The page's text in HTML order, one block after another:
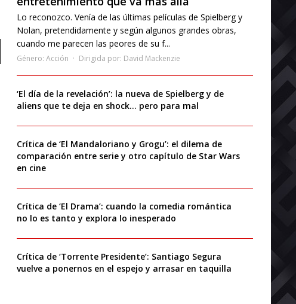
Lo reconozco. Venía de las últimas películas de Spielberg y
Nolan, pretendidamente y según algunos grandes obras,
cuando me parecen las peores de su f...
Género: Acción Dirigida por: David Mackenzie
‘El día de la revelación’: la nueva de Spielberg y de
aliens que te deja en shock… pero para mal
Crítica de ‘El Mandaloriano y Grogu’: el dilema de
comparación entre serie y otro capítulo de Star Wars
en cine
Crítica de ‘El Drama’: cuando la comedia romántica
no lo es tanto y explora lo inesperado
Crítica de ‘Torrente Presidente’: Santiago Segura
vuelve a ponernos en el espejo y arrasar en taquilla